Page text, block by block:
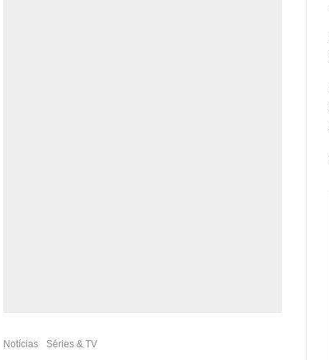
Notícias Séries & TV